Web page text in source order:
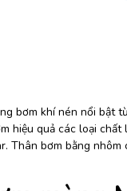
bơm khí nén nổi bật
hiệu quả các loại
bơm bằng nhôm